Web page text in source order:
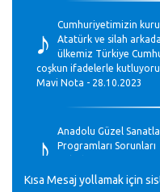
♪
Cumhuriyetimizin
Atatürk ve silah
ülkemiz Türkiye
coşkun ifadelerle
Mavi Nota - 28.10.2023
♪
Anadolu Güzel
Programları Sorunları
Kısa Mesaj yollamak için